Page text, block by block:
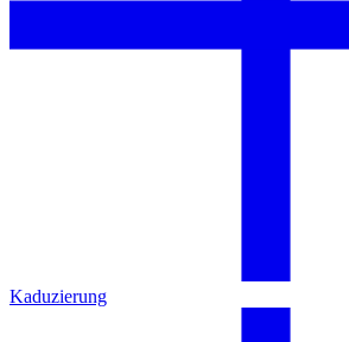
Kaduzierung